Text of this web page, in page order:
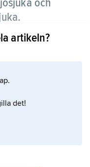
verkan.
artikeln?
det!